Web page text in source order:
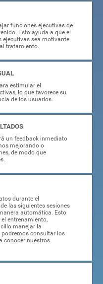
funciones ejecutivas de
Esto ayuda a que el
ejecutivas sea motivante
tratamiento.
estimular el
lo que favorece su
de los usuarios.
un feedback inmediato
mejorando o
de modo que
durante el
las siguientes sesiones
automática. Esto
entrenamiento,
manejar la
consultar los
conocer nuestros